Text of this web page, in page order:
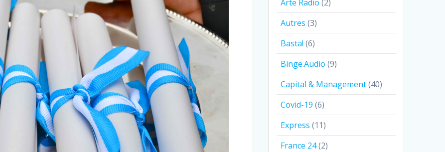
Arte Radio (2)
Autres (3)
Basta! (6)
Binge.Audio (9)
Capital & Management(40)
Covid-19 (6)
Express (11)
France 24(2)